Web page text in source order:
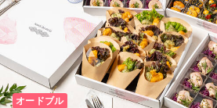
オードブル